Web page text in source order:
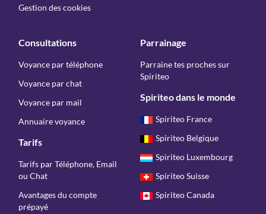
Gestion des cookies
Consultations
Voyance par téléphone
Voyance par chat
Voyance par mail
Annuaire voyance
Tarifs
Tarifs par Téléphone, Email
ou Chat
Avantages du compte
prépayé
Parrainage
Parraine tes proches sur
Spiriteo
Spiriteo dans le monde
Spiriteo France
Spiriteo Belgique
Spiriteo Luxembourg
Spiriteo Suisse
Spiriteo Canada